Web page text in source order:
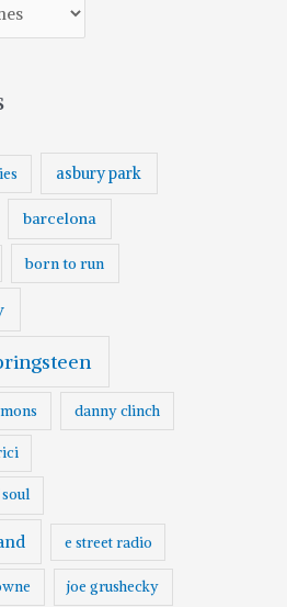
asbury park
barcelona
born to run
danny clinch
e street radio
joe grushecky